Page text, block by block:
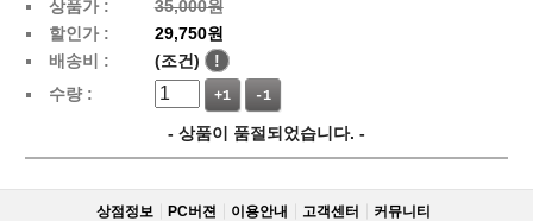
상품가 :
35,000원
할인가 :
29,750원
배송비 :
(조건)
!
수량 :
+1 -1
- 상품이 품절되었습니다. -
상점정보 PC버젼 이용안내 고객센터 커뮤니티